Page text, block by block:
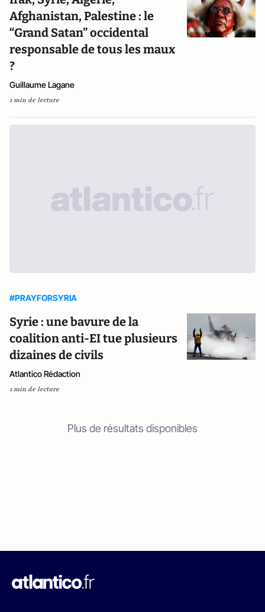
Afghanistan, Palestine : le
“Grand Satan” occidental
responsable de tous les maux
?
Guillaume Lagane
1 min de lecture
#PRAYFORSYRIA
Syrie : une bavure de la
coalition anti-EI tue plusieurs
dizaines de civils
Atlantico Rédaction
1 min de lecture
Plus de résultats disponibles